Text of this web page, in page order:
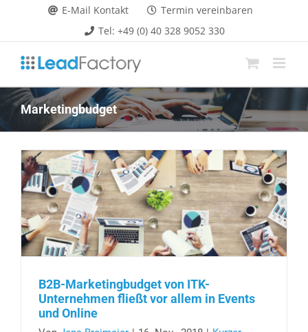
springen
E-Mail Kontakt
Termin vereinbaren
Tel: +49 (0) 40 328 9052 330
Marketingbudget
B2B-Marketingbudget von ITK-
Unternehmen fließt vor allem in Events
und Online